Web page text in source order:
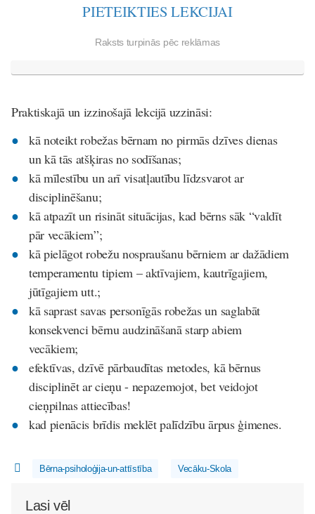
PIETEIKTIES LEKCIJAI
Raksts turpinās pēc reklāmas
Praktiskajā un izzinošajā lekcijā uzzināsi:
kā noteikt robežas bērnam no pirmās dzīves dienas
un kā tās atšķiras no sodīšanas;
kā mīlestību un arī visatļautību līdzsvarot ar
disciplinēšanu;
kā atpazīt un risināt situācijas, kad bērns sāk “valdīt
pār vecākiem”;
kā pielāgot robežu nospraušanu bērniem ar dažādiem
temperamentu tipiem – aktīvajiem, kautrīgajiem,
jūtīgajiem utt.;
kā saprast savas personīgās robežas un saglabāt
konsekvenci bērnu audzināšanā starp abiem
vecākiem;
efektīvas, dzīvē pārbaudītas metodes, kā bērnus
disciplinēt ar cieņu - nepazemojot, bet veidojot
cieņpilnas attiecības!
kad pienācis brīdis meklēt palīdzību ārpus ģimenes.
Bērna-psiholoģija-un-attīstība Vecāku-Skola
Lasi vēl